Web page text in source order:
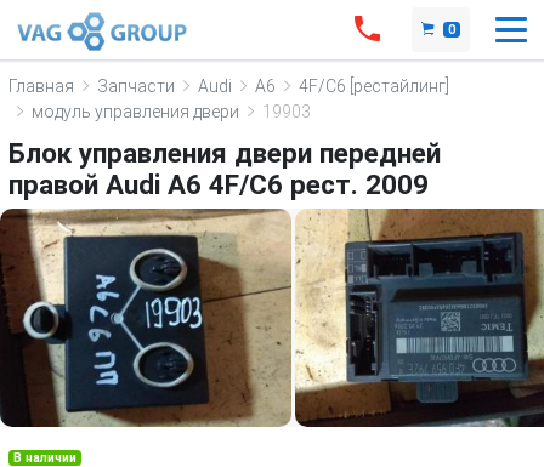
0
Главная Запчасти Audi A6
4F/C6 [рестайлинг]
модуль управления двери
19903
Блок управления двери передней
правой Audi A6 4F/C6 рест. 2009
В наличии